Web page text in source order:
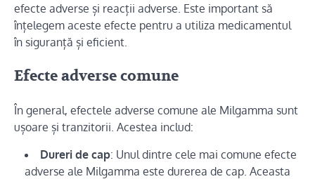
efecte adverse și reacții adverse. Este important să
înțelegem aceste efecte pentru a utiliza medicamentul
în siguranță și eficient.
Efecte adverse comune
În general, efectele adverse comune ale Milgamma sunt
ușoare și tranzitorii. Acestea includ:
Dureri de cap: Unul dintre cele mai comune efecte
adverse ale Milgamma este durerea de cap. Aceasta